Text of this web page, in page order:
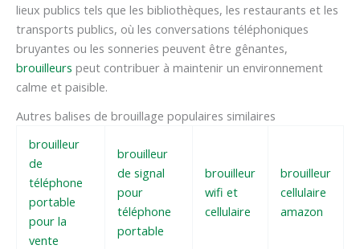
lieux publics tels que les bibliothèques, les restaurants et les
transports publics, où les conversations téléphoniques
bruyantes ou les sonneries peuvent être gênantes,
brouilleurs peut contribuer à maintenir un environnement
calme et paisible.
Autres balises de brouillage populaires similaires
brouilleur
de
téléphone
portable
pour la
vente
brouilleur
de signal
pour
téléphone
portable
brouilleur
wifi et
cellulaire
brouilleur
cellulaire
amazon